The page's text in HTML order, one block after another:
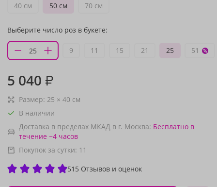
40 см
50 см 70 см
Выберите число роз в букете:
9 11 15 21 25 51
5 040 ₽
Размер: 25 × 40 см
В наличии
Доставка в пределах МКАД в г. Москва: Бесплатно в
течение ~4 часов
Покупок за сутки: 11
515 Отзывов и оценок